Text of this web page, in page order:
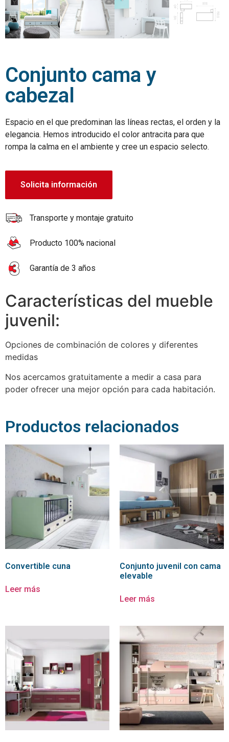
Conjunto cama y
cabezal
Espacio en el que predominan las líneas rectas, el orden y la
elegancia. Hemos introducido el color antracita para que
rompa la calma en el ambiente y cree un espacio selecto.
Solicita información
Transporte y montaje gratuito
Producto 100% nacional
Garantía de 3 años
Características del mueble
juvenil:
Opciones de combinación de colores y diferentes
medidas
Nos acercamos gratuitamente a medir a casa para
poder ofrecer una mejor opción para cada habitación.
Productos relacionados
Convertible cuna
Leer más
Conjunto juvenil con cama
elevable
Leer más